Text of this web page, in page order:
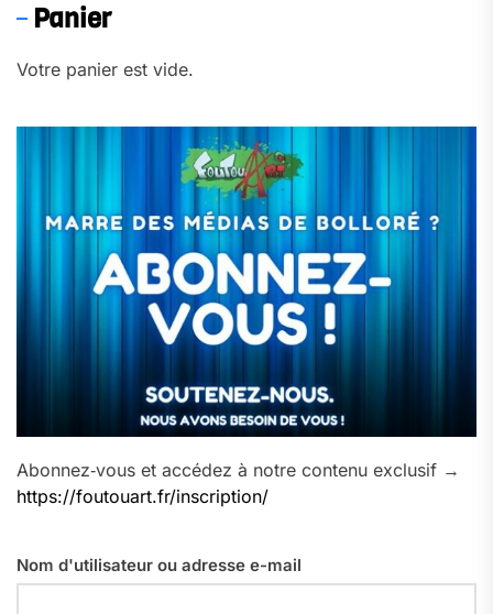
Panier
Votre panier est vide.
Abonnez‑vous et accédez à notre contenu exclusif →
https://foutouart.fr/inscription/
Nom d'utilisateur ou adresse e-mail